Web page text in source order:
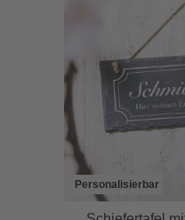
Personalisierbar